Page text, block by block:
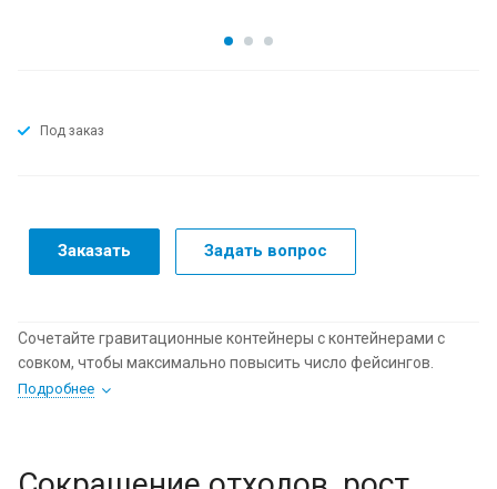
Под заказ
Заказать Задать вопрос
Сочетайте гравитационные контейнеры с контейнерами с
совком, чтобы максимально повысить число фейсингов.
Подробнее